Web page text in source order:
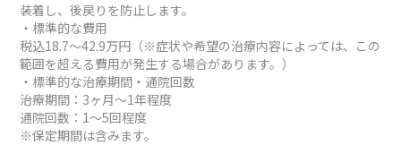
装着し、後戻りを防止します。
・標準的な費用
税込18.7～42.9万円（※症状や希望の治療内容によっては、この
範囲を超える費用が発生する場合があります。）
・標準的な治療期間・通院回数
治療期間：3ヶ月～1年程度
通院回数：1～5回程度
※保定期間は含みます。